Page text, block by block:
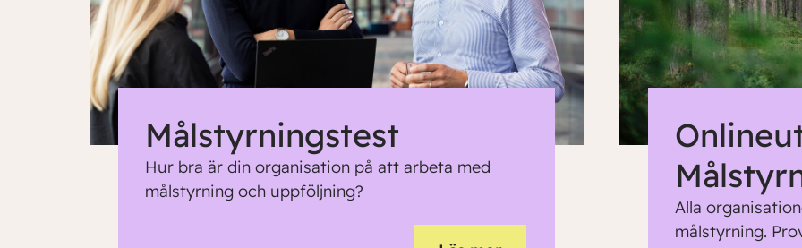
Målstyrningstest
Hur bra är din organisation på att arbeta med
målstyrning och uppföljning?
Alla
målstyrning.